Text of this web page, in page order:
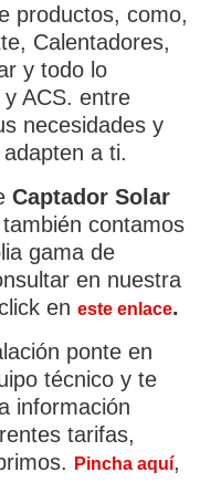
×
productos, como,
Calentadores,
y todo lo
ACS. entre
necesidades y
a ti.
Captador Solar
también contamos
gama de
en nuestra
en este enlace.
ponte en
técnico y te
información
tarifas,
Pincha aquí,